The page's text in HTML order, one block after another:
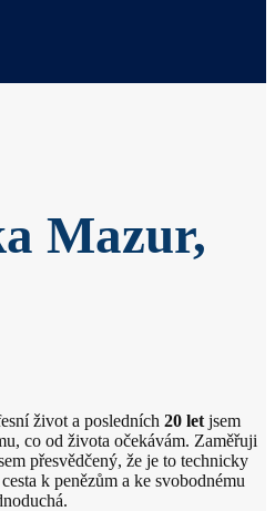
Mazur,
život a posledních 20 let jsem
co od života očekávám. Zaměřuji
přesvědčený, že je to technicky
k penězům a ke svobodnému